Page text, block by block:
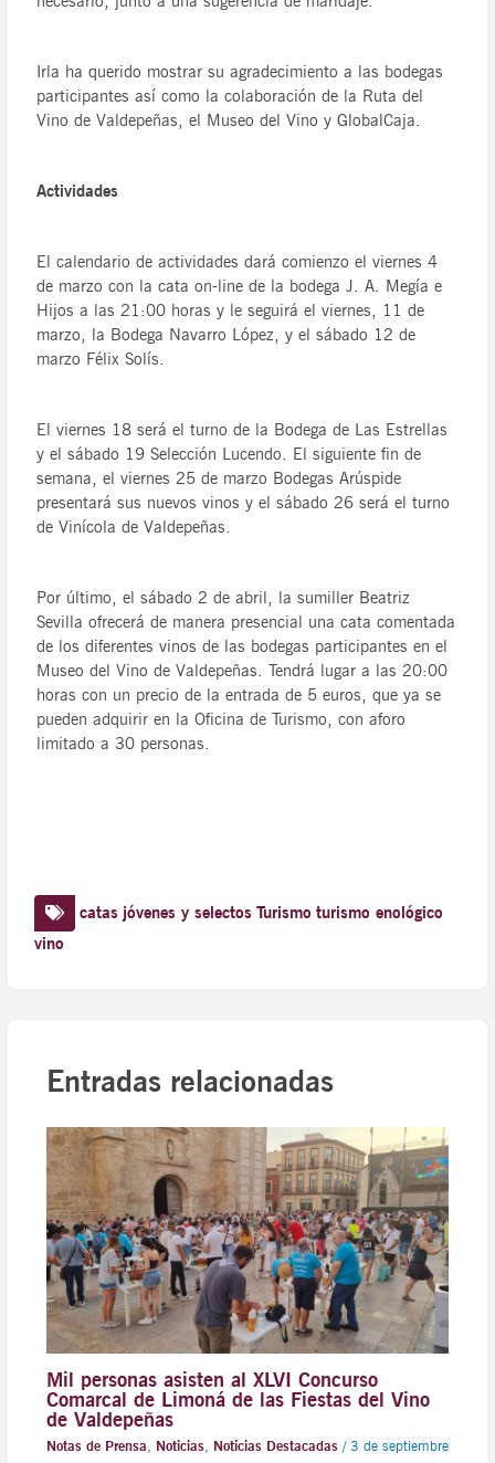
Irla ha querido mostrar su agradecimiento a las bodegas
participantes así como la colaboración de la Ruta del
Vino de Valdepeñas, el Museo del Vino y GlobalCaja.
Actividades
El calendario de actividades dará comienzo el viernes 4
de marzo con la cata on-line de la bodega J. A. Megía e
Hijos a las 21:00 horas y le seguirá el viernes, 11 de
marzo, la Bodega Navarro López, y el sábado 12 de
marzo Félix Solís.
El viernes 18 será el turno de la Bodega de Las Estrellas
y el sábado 19 Selección Lucendo. El siguiente fin de
semana, el viernes 25 de marzo Bodegas Arúspide
presentará sus nuevos vinos y el sábado 26 será el turno
de Vinícola de Valdepeñas.
Por último, el sábado 2 de abril, la sumiller Beatriz
Sevilla ofrecerá de manera presencial una cata comentada
de los diferentes vinos de las bodegas participantes en el
Museo del Vino de Valdepeñas. Tendrá lugar a las 20:00
horas con un precio de la entrada de 5 euros, que ya se
pueden adquirir en la Oficina de Turismo, con aforo
limitado a 30 personas.
catas jóvenes y selectos Turismo turismo enológico
vino
Entradas relacionadas
Mil personas asisten al XLVI Concurso
Comarcal de Limoná de las Fiestas del Vino
de Valdepeñas
Notas de Prensa, Noticias, Noticias Destacadas/ 3 de septiembre